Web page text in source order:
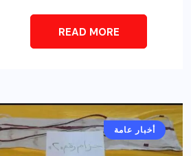
READ MORE
أخبار عامة